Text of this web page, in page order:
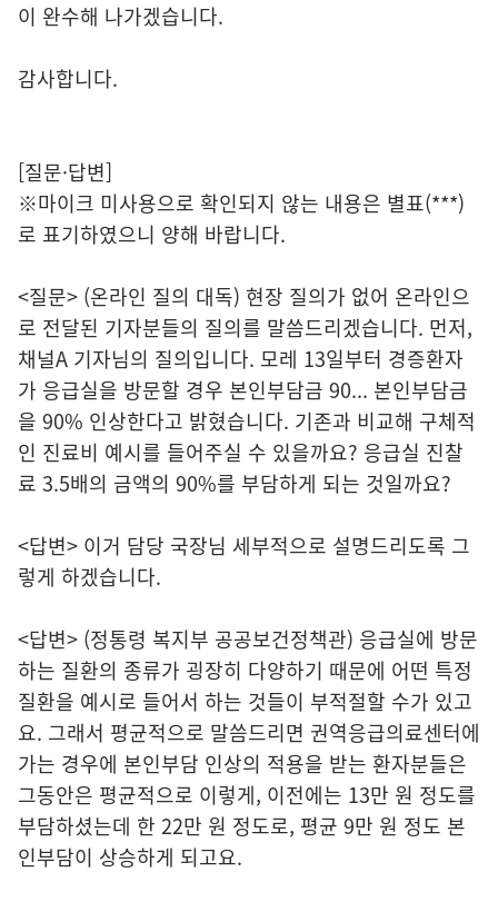
이 완수해 나가겠습니다.
감사합니다.
[질문·답변]
※마이크 미사용으로 확인되지 않는 내용은 별표(***)
로 표기하였으니 양해 바랍니다.
<질문> (온라인 질의 대독) 현장 질의가 없어 온라인으
로 전달된 기자분들의 질의를 말씀드리겠습니다. 먼저,
채널A 기자님의 질의입니다. 모레 13일부터 경증환자
가 응급실을 방문할 경우 본인부담금 90... 본인부담금
을 90% 인상한다고 밝혔습니다. 기존과 비교해 구체적
인 진료비 예시를 들어주실 수 있을까요? 응급실 진찰
료 3.5배의 금액의 90%를 부담하게 되는 것일까요?
<답변> 이거 담당 국장님 세부적으로 설명드리도록 그
렇게 하겠습니다.
<답변> (정통령 복지부 공공보건정책관) 응급실에 방문
하는 질환의 종류가 굉장히 다양하기 때문에 어떤 특정
질환을 예시로 들어서 하는 것들이 부적절할 수가 있고
요. 그래서 평균적으로 말씀드리면 권역응급의료센터에
가는 경우에 본인부담 인상의 적용을 받는 환자분들은
그동안은 평균적으로 이렇게, 이전에는 13만 원 정도를
부담하셨는데 한 22만 원 정도로, 평균 9만 원 정도 본
인부담이 상승하게 되고요.